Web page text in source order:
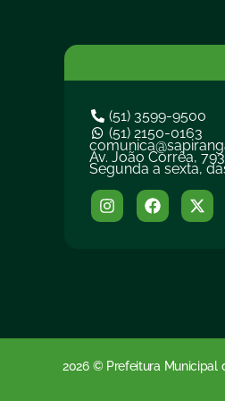
(51) 3599-9500
(51) 2150-0163
Av. João Corrêa,
Segunda a sexta,
2026 © Prefeitura Municipal